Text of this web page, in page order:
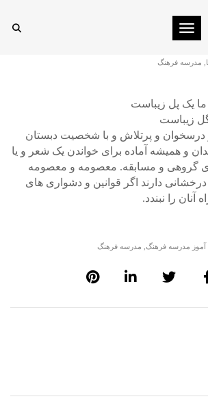
Toggle navigation
دبستان
مدرسه فرهنگ
زیباست
و پرتلاش و با شخصیت دبستان
و همیشه آماده برای خواندن یک شعر و یا
گروهی و مسابقه. معصومه و معصومه
دارند اگر قوانین و دشواری های
را نبندد.
آموز مدرسه فرهنگ مدرسه فرهنگ